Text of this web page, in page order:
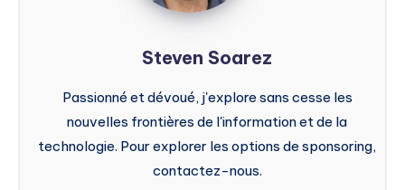
Steven Soarez
Passionné et dévoué, j'explore sans cesse les
nouvelles frontières de l'information et de la
technologie. Pour explorer les options de sponsoring,
contactez-nous.